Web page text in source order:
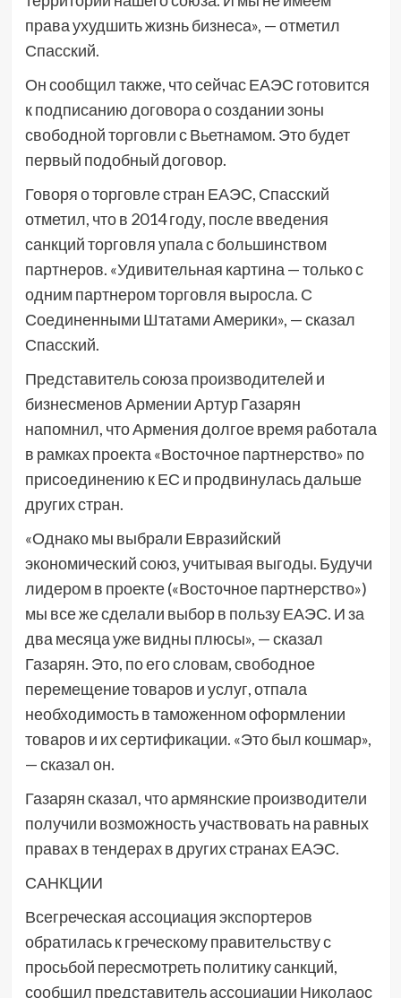
права ухудшить жизнь бизнеса», — отметил
Спасский.
Он сообщил также, что сейчас ЕАЭС готовится
к подписанию договора о создании зоны
свободной торговли с Вьетнамом. Это будет
первый подобный договор.
Говоря о торговле стран ЕАЭС, Спасский
отметил, что в 2014 году, после введения
санкций торговля упала с большинством
партнеров. «Удивительная картина — только с
одним партнером торговля выросла. С
Соединенными Штатами Америки», — сказал
Спасский.
Представитель союза производителей и
бизнесменов Армении Артур Газарян
напомнил, что Армения долгое время работала
в рамках проекта «Восточное партнерство» по
присоединению к ЕС и продвинулась дальше
других стран.
«Однако мы выбрали Евразийский
экономический союз, учитывая выгоды. Будучи
лидером в проекте («Восточное партнерство»)
мы все же сделали выбор в пользу ЕАЭС. И за
два месяца уже видны плюсы», — сказал
Газарян. Это, по его словам, свободное
перемещение товаров и услуг, отпала
необходимость в таможенном оформлении
товаров и их сертификации. «Это был кошмар»,
— сказал он.
Газарян сказал, что армянские производители
получили возможность участвовать на равных
правах в тендерах в других странах ЕАЭС.
САНКЦИИ
Всегреческая ассоциация экспортеров
обратилась к греческому правительству с
просьбой пересмотреть политику санкций,
сообщил представитель ассоциации Николаос